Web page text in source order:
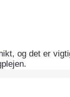
og det er